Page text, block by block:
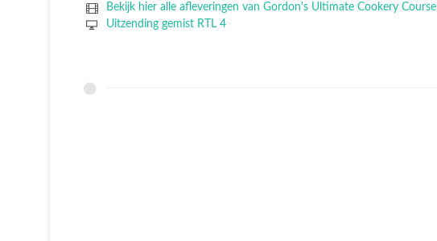
Bekijk hier alle afleveringen van Gordon's Ultimate Cookery Course
Uitzending gemist RTL 4